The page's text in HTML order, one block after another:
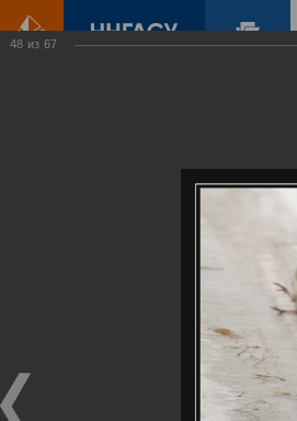
Фотогалерея
48 из 67